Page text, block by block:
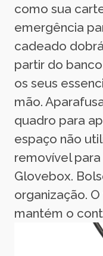
como sua
emergência
cadeado
partir do
os seus
mão.
quadro para
espaço não
removível
Glovebox.
organização.
mantém o